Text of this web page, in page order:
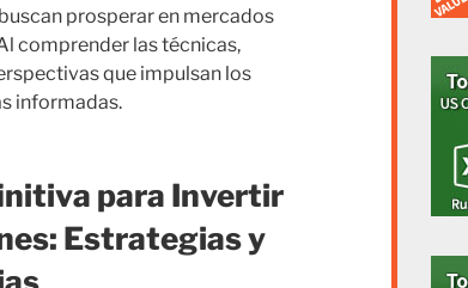
prosperar en mercados
comprender las técnicas,
que impulsan los
informadas.
para Invertir
Estrategias y